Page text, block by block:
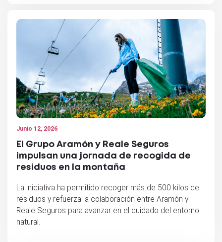
Junio 12, 2026
El Grupo Aramón y Reale Seguros
impulsan una jornada de recogida de
residuos en la montaña
La iniciativa ha permitido recoger más de 500 kilos de
residuos y refuerza la colaboración entre Aramón y
Reale Seguros para avanzar en el cuidado del entorno
natural.